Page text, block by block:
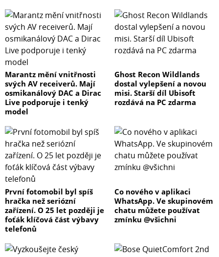
Marantz mění vnitřnosti
svých AV receiverů. Mají
osmikanálový DAC a Dirac
Live podporuje i tenký
model
Ghost Recon Wildlands
dostal vylepšení a novou
misi. Starší díl Ubisoft
rozdává na PC zdarma
První fotomobil byl spíš
hračka než seriózní
zařízení. O 25 let později je
foťák klíčová část výbavy
telefonů
Co nového v aplikaci
WhatsApp. Ve skupinovém
chatu můžete používat
zmínku @všichni